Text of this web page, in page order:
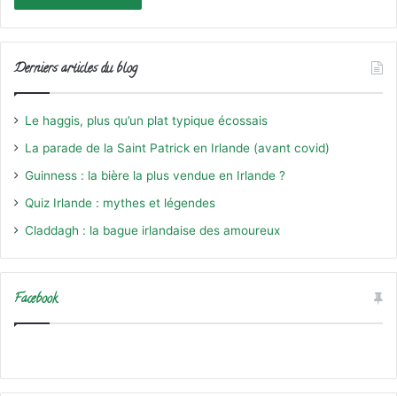
Derniers articles du blog
Le haggis, plus qu’un plat typique écossais
La parade de la Saint Patrick en Irlande (avant covid)
Guinness : la bière la plus vendue en Irlande ?
Quiz Irlande : mythes et légendes
Claddagh : la bague irlandaise des amoureux
Facebook